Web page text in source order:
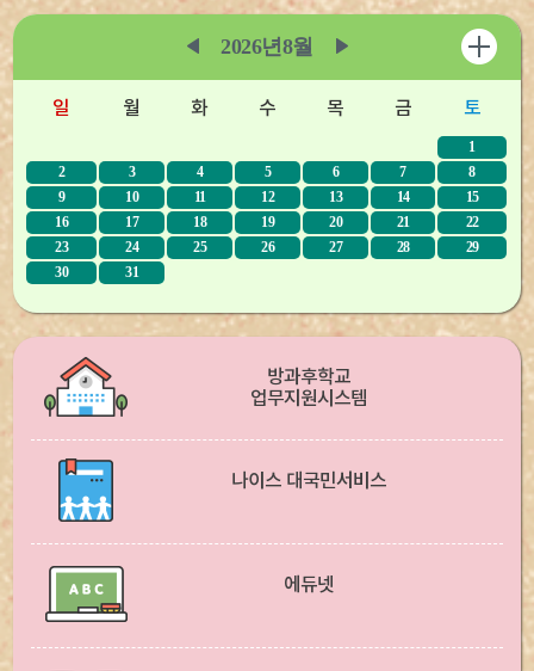
행사및일정
2026년8월
일 월 화 수 목 금 토
1
2
3 4 5 6 7
8
9
10 11 12 13 14
15
16
17 18 19 20 21
22
23
24 25 26 27 28
29
30
31
방과후학교
업무지원시스템
나이스 대국민서비스
에듀넷